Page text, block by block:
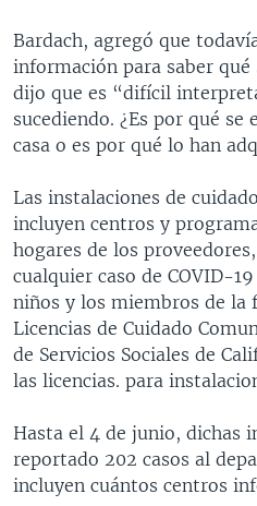
Bardach, agregó que
información para saber
dijo que es “difícil
sucediendo. ¿Es por qué se
casa o es por qué lo han
Las instalaciones de
incluyen centros y
hogares de los
cualquier caso de COVID-
niños y los miembros de la
Licencias de Cuidado
de Servicios Sociales de
las licencias. para
Hasta el 4 de junio, dichas
reportado 202 casos al
incluyen cuántos centros